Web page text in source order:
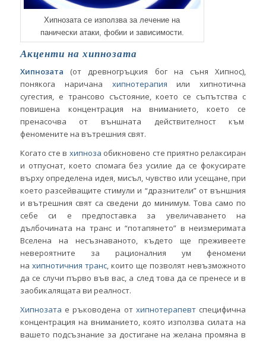
Хипнозата се използва за лечение на
панически атаки, фобии и зависимости.
Акценти на хипнозата
Хипнозата (от древногръцкия бог на съня Хипнос),
понякога наричана хипнотерапия или хипнотична
сугестия, е трансово състояние, което се съпътства с
повишена концентрация на вниманието, което се
пренасочва от външната действителност към
феномените на вътрешния свят.
Когато сте в хипноза обикновено сте приятно релаксиран
и отпуснат, което спомага без усилие да се фокусирате
върху определена идея, мисъл, чувство или усещане, при
което разсейващите стимули и “дразнители” от външния
и вътрешния свят са сведени до минимум. Това само по
себе си е предпоставка за увеличаването на
дълбочината на транс и “потапянето” в неизмеримата
Вселена на несъзнаваното, където ще преживеете
невероятните за рационалния ум феномени
на хипнотичния транс, които ще позволят невъзможното
да се случи първо във вас, а след това да се пренесе и в
заобикалящата ви реалност.
Хипнозата е ръководена отхипнотерапевт специфична
концентрация на вниманието, която използва силата на
вашето подсъзнание за достигане на желана промяна в